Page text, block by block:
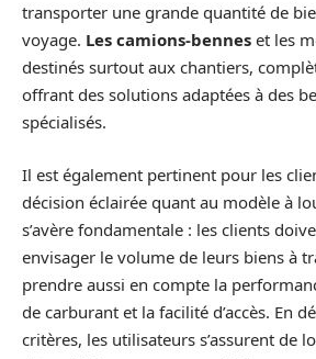
transporter une grande quantité de
voyage. Les camions-bennes et les
destinés surtout aux chantiers,
offrant des solutions adaptées à des
spécialisés.
Il est également pertinent pour les
décision éclairée quant au modèle à
s’avère fondamentale : les clients
envisager le volume de leurs biens à
prendre aussi en compte la
de carburant et la facilité d’accès. En
critères, les utilisateurs s’assurent de